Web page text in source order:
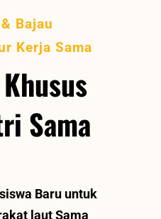
Bajau
Kerja Sama
Sama
Baru untuk
laut Sama